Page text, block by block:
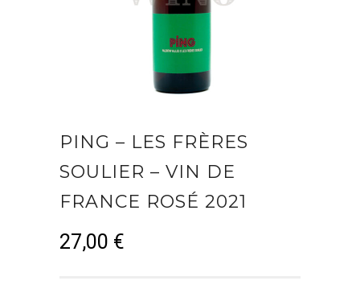
PING – LES FRÈRES
SOULIER – VIN DE
FRANCE ROSÉ 2021
27,00 €